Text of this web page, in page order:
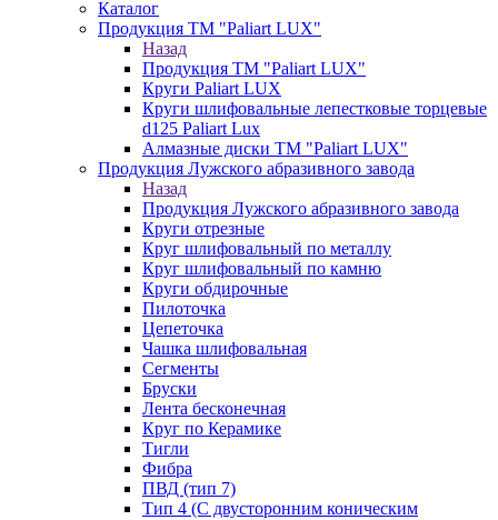
Каталог
Продукция ТМ "Paliart LUX"
Назад
Продукция ТМ "Paliart LUX"
Круги Paliart LUX
Круги шлифовальные лепестковые торцевые
d125 Paliart Lux
Алмазные диски ТМ "Paliart LUX"
Продукция Лужского абразивного завода
Назад
Продукция Лужского абразивного завода
Круги отрезные
Круг шлифовальный по металлу
Круг шлифовальный по камню
Круги обдирочные
Пилоточка
Цепеточка
Чашка шлифовальная
Сегменты
Бруски
Лента бесконечная
Круг по Керамике
Тигли
Фибра
ПВД (тип 7)
Тип 4 (С двусторонним коническим